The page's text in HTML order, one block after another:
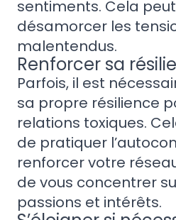
sentiments. Cela
désamorcer les
malentendus.
Renforcer sa
Parfois, il est
sa propre résilience
relations toxiques.
de pratiquer
renforcer votre
de vous concentrer
passions et intérêts.